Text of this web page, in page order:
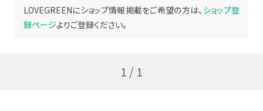
LOVEGREENにショップ情報掲載をご希望の方は、 ショップ登
録ページよりご登録ください。
1 / 1